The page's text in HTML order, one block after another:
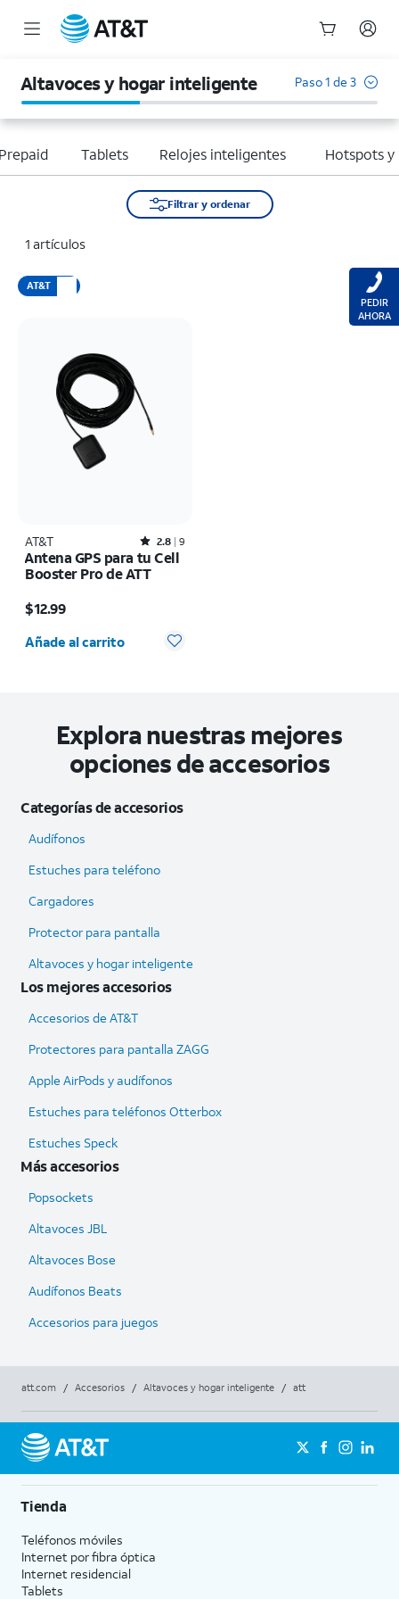
Altavoces y hogar inteligente Paso 1 de 3
Tablets Relojes inteligentes Hotspots y
Filtrar y ordenar
1 artículos
AT&T
AT&T Rated2.8out of 5 stars with9reviews
2.8 9
Antena GPS para tu Cell
Booster Pro de ATT
$12.99
Cantidad seleccionada: 0
Añade al carrito
Explora nuestras mejores
opciones de accesorios
Categorías de accesorios
Audífonos
Estuches para teléfono
Cargadores
Protector para pantalla
Altavoces y hogar inteligente
Los mejores accesorios
Accesorios de AT&T
Protectores para pantalla ZAGG
Apple AirPods y audífonos
Estuches para teléfonos Otterbox
Estuches Speck
Más accesorios
Popsockets
Altavoces JBL
Altavoces Bose
Audífonos Beats
Accesorios para juegos
att.com / Accesorios / Altavoces y hogar inteligente / att
Tienda
Teléfonos móviles
Internet por fibra óptica
Internet residencial
Tablets
PEDIR
AHORA